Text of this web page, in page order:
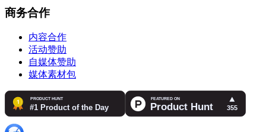
商务合作
内容合作
活动赞助
自媒体赞助
媒体素材包